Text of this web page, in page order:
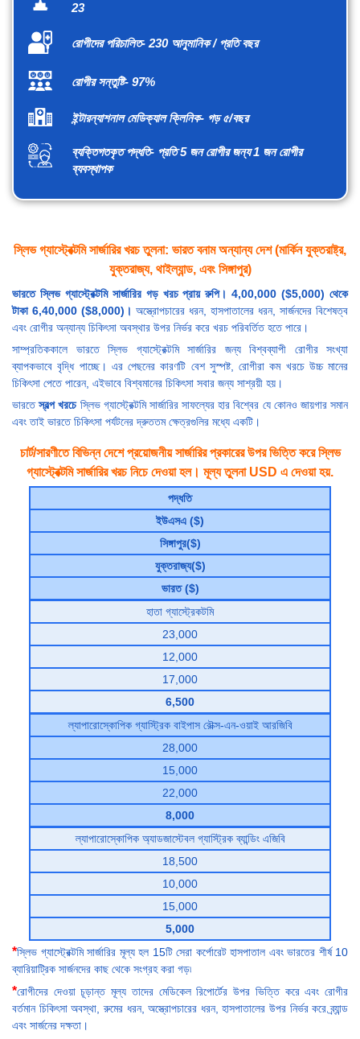
23
রোগীদের পরিচালিত- 230 আনুমানিক / প্রতি বছর
রোগীর সন্তুষ্টি- 97%
ইন্টারন্যাশনাল মেডিক্যাল ক্লিনিক- গড় ৫/বছর
ব্যক্তিগতকৃত পদ্ধতি- প্রতি 5 জন রোগীর জন্য 1 জন রোগীর
ব্যবস্থাপক
স্লিভ গ্যাস্ট্রেক্টমি সার্জারির খরচ তুলনা: ভারত বনাম অন্যান্য দেশ (মার্কিন যুক্তরাষ্ট্র,
যুক্তরাজ্য, থাইল্যান্ড, এবং সিঙ্গাপুর)
ভারতে স্লিভ গ্যাস্ট্রেক্টমি সার্জারির গড় খরচ প্রায় রুপি। 4,00,000 ($5,000) থেকে
টাকা 6,40,000 ($8,000)। অস্ত্রোপচারের ধরন, হাসপাতালের ধরন, সার্জনদের বিশেষত্ব
এবং রোগীর অন্যান্য চিকিৎসা অবস্থার উপর নির্ভর করে খরচ পরিবর্তিত হতে পারে।
সাম্প্রতিককালে ভারতে স্লিভ গ্যাস্ট্রেক্টমি সার্জারির জন্য বিশ্বব্যাপী রোগীর সংখ্যা
ব্যাপকভাবে বৃদ্ধি পাচ্ছে। এর পেছনের কারণটি বেশ সুস্পষ্ট, রোগীরা কম খরচে উচ্চ মানের
চিকিৎসা পেতে পারেন, এইভাবে বিশ্বমানের চিকিৎসা সবার জন্য সাশ্রয়ী হয়।
ভারতেস্বল্প খরচেস্লিভ গ্যাস্ট্রেক্টমি সার্জারির সাফল্যের হার বিশ্বের যে কোনও জায়গার সমান
এবং তাই ভারতে চিকিৎসা পর্যটনের দ্রুততম ক্ষেত্রগুলির মধ্যে একটি।
চার্ট/সারণীতে বিভিন্ন দেশে প্রয়োজনীয় সার্জারির প্রকারের উপর ভিত্তি করে স্লিভ
গ্যাস্ট্রেক্টমি সার্জারির খরচ নিচে দেওয়া হল। মূল্য তুলনা USD এ দেওয়া হয়.
পদ্ধতি
ইউএসএ ($)
সিঙ্গাপুর($)
যুক্তরাজ্য($)
ভারত ($)
হাতা গ্যাস্ট্রেকটমি
23,000
12,000
17,000
6,500
ল্যাপারোস্কোপিক গ্যাস্ট্রিক বাইপাস রৌক্স-এন-ওয়াই আরজিবি
28,000
15,000
22,000
8,000
ল্যাপারোস্কোপিক অ্যাডজাস্টেবল গ্যাস্ট্রিক ব্যান্ডিং এজিবি
18,500
10,000
15,000
5,000
*স্লিভ গ্যাস্ট্রেক্টমি সার্জারির মূল্য হল 15টি সেরা কর্পোরেট হাসপাতাল এবং ভারতের শীর্ষ 10
ব্যারিয়াট্রিক সার্জনদের কাছ থেকে সংগ্রহ করা গড়৷
*রোগীদের দেওয়া চূড়ান্ত মূল্য তাদের মেডিকেল রিপোর্টের উপর ভিত্তি করে এবং রোগীর
বর্তমান চিকিৎসা অবস্থা, রুমের ধরন, অস্ত্রোপচারের ধরন, হাসপাতালের উপর নির্ভর করে ব্র্যান্ড
এবং সার্জনের দক্ষতা।